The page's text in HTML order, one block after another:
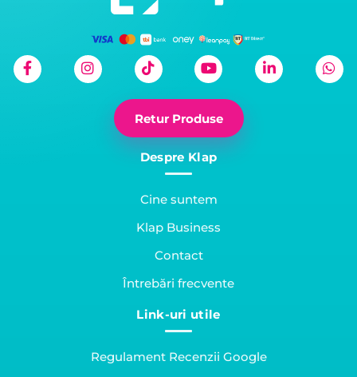
Retur Produse
Despre Klap
Cine suntem
Klap Business
Contact
Întrebări frecvente
Link-uri utile
Regulament Recenzii Google